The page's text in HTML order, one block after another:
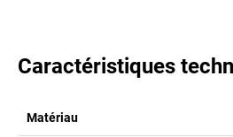
Caractéristiques
Matériau